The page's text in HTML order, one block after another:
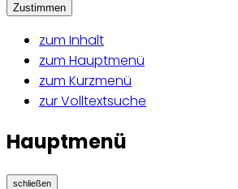
Zustimmen
zum Inhalt
zum Hauptmenü
zum Kurzmenü
zur Volltextsuche
Hauptmenü
schließen